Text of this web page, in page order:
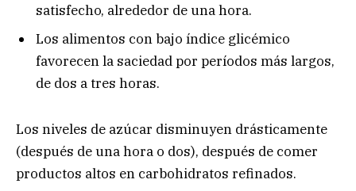
satisfecho, alrededor de una hora.
Los alimentos con bajo índice glicémico
favorecen la saciedad por períodos más largos,
de dos a tres horas.
Los niveles de azúcar disminuyen drásticamente
(después de una hora o dos), después de comer
productos altos en carbohidratos refinados.